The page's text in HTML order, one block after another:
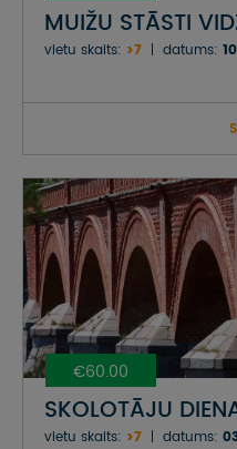
MUIŽU STĀSTI
vietu skaits: >7 datums:
€60.00
SKOLOTĀJU
vietu skaits: >7 datums: